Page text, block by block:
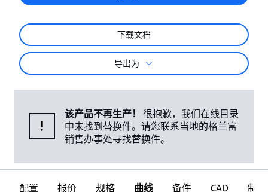
下载文档
导出为
该产品不再生产！
很抱歉，我们在线目录
中未找到替换件。请您联系当地的格兰富
销售办事处寻找替换件。
配置 报价 规格 曲线 备件 CAD 制图